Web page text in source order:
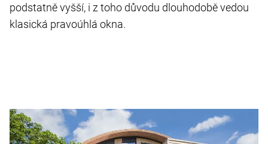
podstatně vyšší, i z toho důvodu dlouhodobě vedou
klasická pravoúhlá okna.